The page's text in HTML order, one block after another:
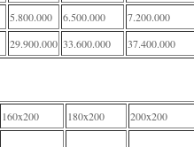
5.800.000 6.500.000
7.200.000
29.900.000 33.600.000 37.400.000
160x200 180x200 200x200